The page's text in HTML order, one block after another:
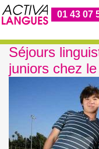
01 43 07
Séjours
juniors chez